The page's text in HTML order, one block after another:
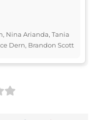
Nina Arianda, Tania
Dern, Brandon Scott